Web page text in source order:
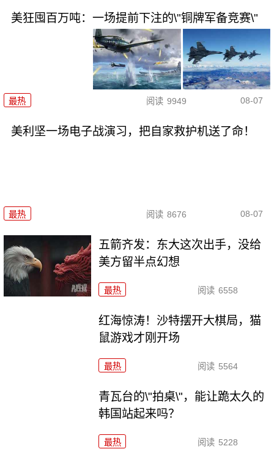
美狂囤百万吨：一场提前下注的\"铜牌军备竞赛\"
最热 阅读 9949 08-07
美利坚一场电子战演习，把自家救护机送了命！
最热 阅读 8676 08-07
五箭齐发：东大这次出手，没给
美方留半点幻想
最热 阅读 6558
红海惊涛！沙特摆开大棋局，猫
鼠游戏才刚开场
最热 阅读 5564
青瓦台的\"拍桌\"，能让跪太久的
韩国站起来吗？
最热 阅读 5228